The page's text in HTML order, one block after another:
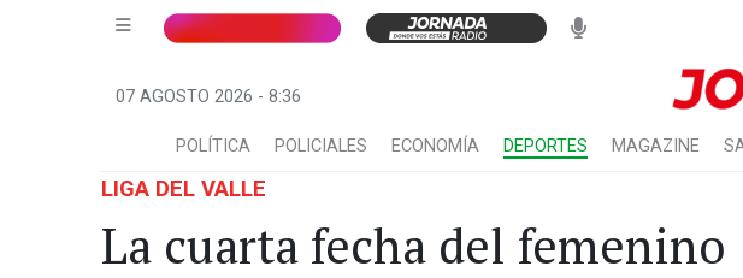
07 AGOSTO 2026 - 8:36
POLÍTICA POLICIALES ECONOMÍA DEPORTES MAGAZINE
LIGA DEL VALLE
La cuarta fecha del femenino